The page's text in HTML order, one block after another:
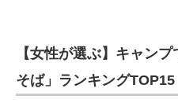
【女性が選ぶ】キャン
そば」ランキングTOP15